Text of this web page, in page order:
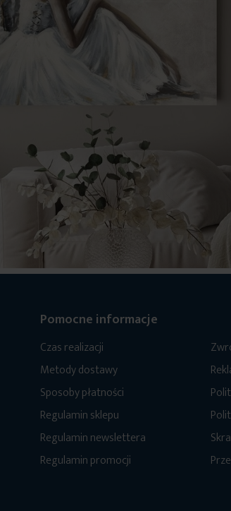
Pomocne informacje
Czas realizacji
Metody dostawy
Sposoby płatności
Regulamin sklepu
Regulamin newslettera
Regulamin promocji